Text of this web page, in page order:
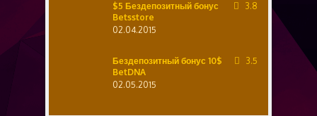
$5 Бездепозитный бонус
Betsstore
02.04.2015
3.8
Бездепозитный бонус 10$
BetDNA
02.05.2015
3.5